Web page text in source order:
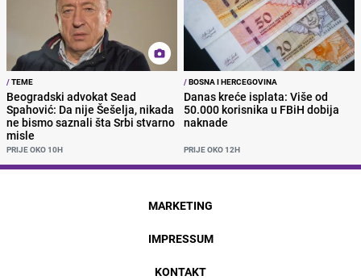
/TEME
Beogradski advokat Sead
Spahović: Da nije Šešelja, nikada
ne bismo saznali šta Srbi stvarno
misle
PRIJE OKO 10H
/BOSNA I HERCEGOVINA
Danas kreće isplata: Više od
50.000 korisnika u FBiH dobija
naknade
PRIJE OKO 12H
MARKETING
IMPRESSUM
KONTAKT